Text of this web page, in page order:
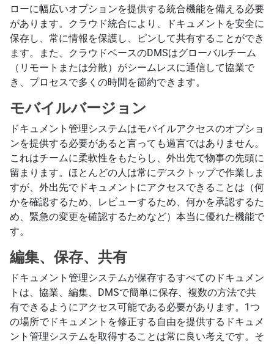
ローに幅広いオプションを提供する統合機能を備える必要
があります。クラウド統合により、ドキュメントを安全に
保存し、常に情報を保護し、ピンして共有することができ
ます。また、クラウドベースのDMSはグローバルチーム
（リモートまたは分散）がシームレスに通信して協業で
き、プロセスで多くの時間を節約できます。
モバイルバージョン
ドキュメント管理システムはモバイルアクセスのオプショ
ンを提供する必要があると言っても過言ではありません。
これはチームに柔軟性をもたらし、外出先で物事の先頭に
留まります。ほとんどの人は常にデスクトップで作業しま
すが、外出先でドキュメントにアクセスできることは（何
かを確認するため、レビューするため、何かを承認するた
め、緊急の変更を確認するためなど）本当に優れた機能で
す。
編集、保存、共有
ドキュメント管理システムが保存するすべてのドキュメン
トは、協業、編集、DMSで簡単に保存、複数の方法で共
有できるようにアクセス可能である必要があります。1つ
の場所でドキュメントを修正する自由を提供するドキュメ
ント管理システムを取得することは常に良い考えです。そ